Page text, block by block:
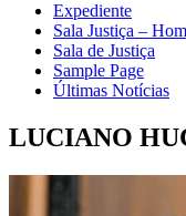
Expediente
Sala Justiça –
Sala de Justiça
Sample Page
Últimas Notícias
LUCIANO